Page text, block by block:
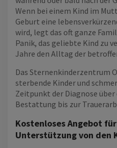
Wenn bei einem Kind im
Geburt eine
wird, legt das oft ganze
Panik, das geliebte Kind zu
Jahre den Alltag der
Das Sternenkinderzentrum
sterbende Kinder und
Zeitpunkt der Diagnose über
Bestattung bis zur
Kostenloses Angebot
Unterstützung von den